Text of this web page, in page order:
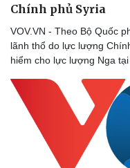
Chính phủ Syria
VOV.VN - Theo Bộ Quốc
lãnh thổ do lực lượng
hiểm cho lực lượng Nga tại